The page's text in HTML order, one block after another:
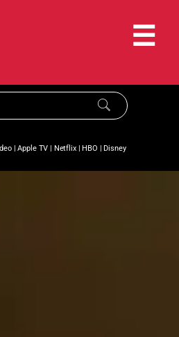
☰
|Apple TV | Netflix|HBO |Disney